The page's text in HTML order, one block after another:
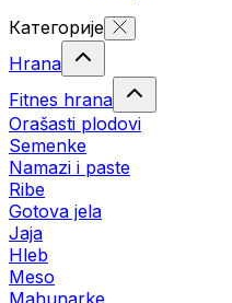
Категорије
Hrana
Fitnes hrana
Orašasti plodovi
Semenke
Namazi i paste
Ribe
Gotova jela
Јаја
Hleb
Meso